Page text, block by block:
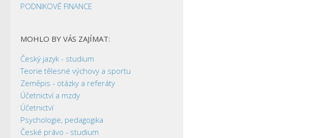
PODNIKOVÉ FINANCE
MOHLO BY VÁS ZAJÍMAT:
Český jazyk - studium
Teorie tělesné výchovy a sportu
Zeměpis - otázky a referáty
Účetnictví a mzdy
Účetnictví
Psychologie, pedagogika
České právo - studium